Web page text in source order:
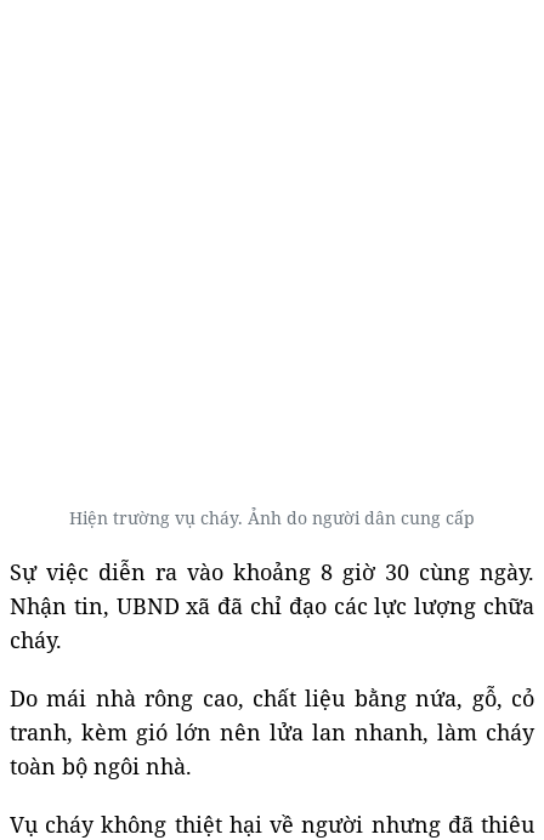
Hiện trường vụ cháy. Ảnh do người dân cung cấp
Sự việc diễn ra vào khoảng 8 giờ 30 cùng ngày.
Nhận tin, UBND xã đã chỉ đạo các lực lượng chữa
cháy.
Do mái nhà rông cao, chất liệu bằng nứa, gỗ, cỏ
tranh, kèm gió lớn nên lửa lan nhanh, làm cháy
toàn bộ ngôi nhà.
Vụ cháy không thiệt hại về người nhưng đã thiêu